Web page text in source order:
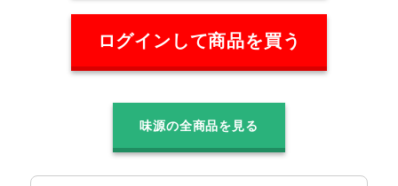
ログインして商品を買う
味源の全商品を見る